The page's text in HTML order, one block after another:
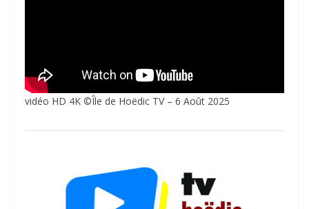
vidéo HD 4K ©Île de Hoëdic TV – 6 Août 2025